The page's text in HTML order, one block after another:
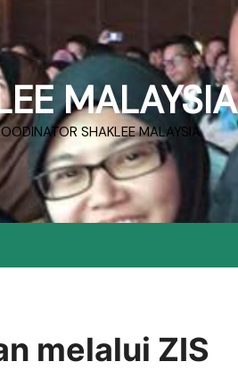
MALAYSIA
SHAKLEE MALAYSIA
melalui ZIS